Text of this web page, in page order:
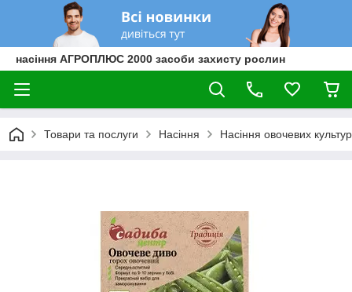
насіння АГРОПЛЮС 2000 засоби захисту рослин
Товари та послуги Насіння Насіння овочевих культур